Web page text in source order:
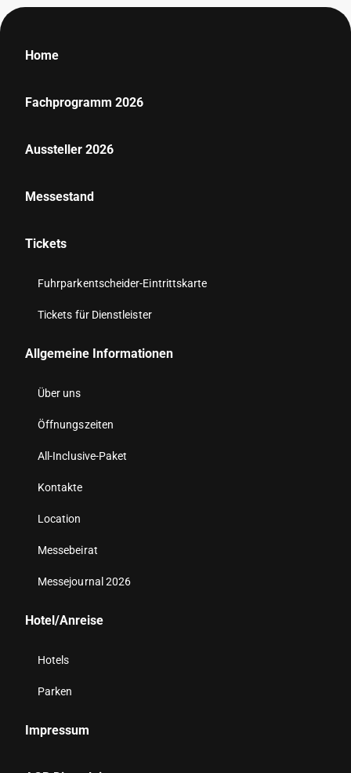
Home
Fachprogramm 2026
Aussteller 2026
Messestand
Tickets
Fuhrparkentscheider-Eintrittskarte
Tickets für Dienstleister
Allgemeine Informationen
Über uns
Öffnungszeiten
All-Inclusive-Paket
Kontakte
Location
Messebeirat
Messejournal 2026
Hotel/Anreise
Hotels
Parken
Impressum